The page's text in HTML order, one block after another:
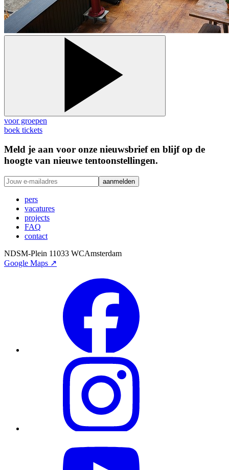
voor groepen
boek tickets
Meld je aan voor onze nieuwsbrief en blijf op de
hoogte van nieuwe tentoonstellingen.
aanmelden
pers
vacatures
projects
FAQ
contact
NDSM-Plein 11033 WCAmsterdam
Google Maps ↗